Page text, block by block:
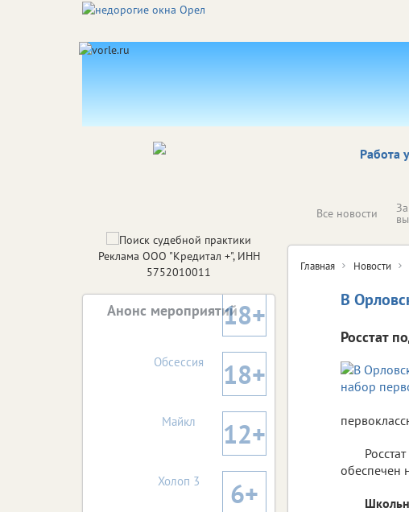
Работа
Все новости
Главная Новости
В
Росстат
обеспечен
Реклама ООО "Кредитал +", ИНН
5752010011
Анонс мероприятий18+
Обсессия 18+
Майкл 12+
Холоп 3 6+